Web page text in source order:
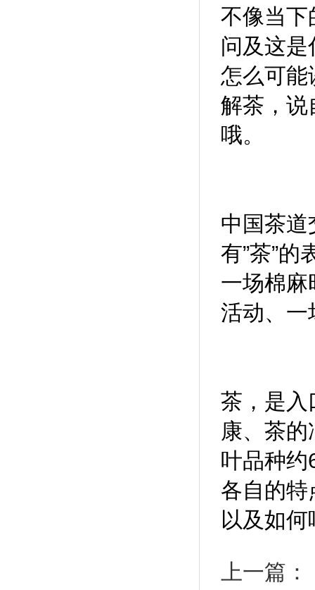
不像当下
问及这
怎么可能
解茶，说
哦。
中国茶道
有”茶”
一场棉麻
活动、一
茶，是入
康、茶
叶品种约
各自的特
以及如
上一篇：